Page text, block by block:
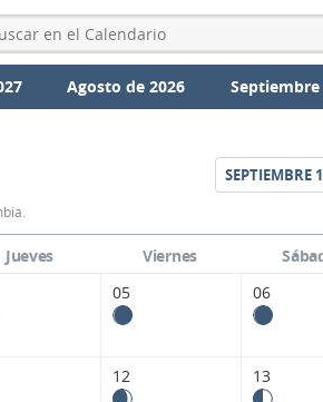
Agosto de 2026 Septiembre
SEPTIEMBRE
Jueves Viernes
05 06
12 13